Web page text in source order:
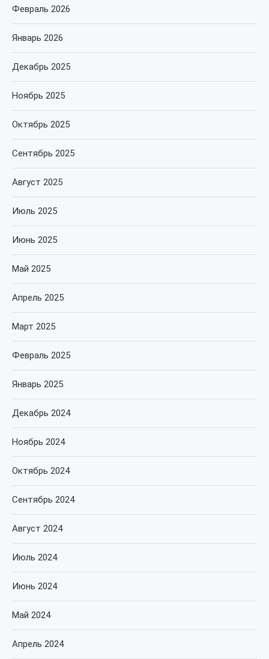
Февраль 2026
Январь 2026
Декабрь 2025
Ноябрь 2025
Октябрь 2025
Сентябрь 2025
Август 2025
Июль 2025
Июнь 2025
Май 2025
Апрель 2025
Март 2025
Февраль 2025
Январь 2025
Декабрь 2024
Ноябрь 2024
Октябрь 2024
Сентябрь 2024
Август 2024
Июль 2024
Июнь 2024
Май 2024
Апрель 2024